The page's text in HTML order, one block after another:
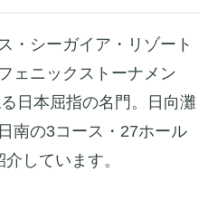
・シーガイア・リゾート
ェニックストーナメン
日本屈指の名門。日向灘
南の3コース・27ホール
介しています。